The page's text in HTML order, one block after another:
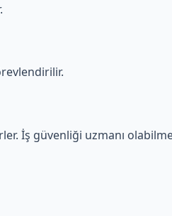
İş güvenliği uzmanı